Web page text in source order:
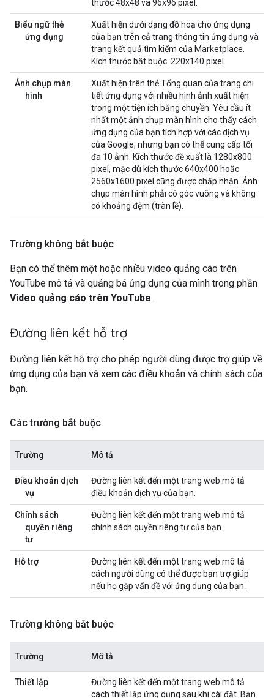
thước 48x48 và 96x96 pixel.
Biểu ngữ thẻ
ứng dụng
Xuất hiện dưới dạng đồ hoạ cho ứng dụng
của bạn trên cả trang thông tin ứng dụng và
trang kết quả tìm kiếm của Marketplace.
Kích thước bắt buộc: 220x140 pixel.
Ảnh chụp màn
hình
Xuất hiện trên thẻ Tổng quan của trang chi
tiết ứng dụng với nhiều hình ảnh xuất hiện
trong một tiện ích băng chuyền. Yêu cầu ít
nhất một ảnh chụp màn hình cho thấy cách
ứng dụng của bạn tích hợp với các dịch vụ
của Google, nhưng bạn có thể cung cấp tối
đa 10 ảnh. Kích thước đề xuất là 1280x800
pixel, mặc dù kích thước 640x400 hoặc
2560x1600 pixel cũng được chấp nhận. Ảnh
chụp màn hình phải có góc vuông và không
có khoảng đệm (tràn lề).
Trường không bắt buộc
Bạn có thể thêm một hoặc nhiều video quảng cáo trên
YouTube mô tả và quảng bá ứng dụng của mình trong phần
Video quảng cáo trên YouTube.
Đường liên kết hỗ trợ
Đường liên kết hỗ trợ cho phép người dùng được trợ giúp về
ứng dụng của bạn và xem các điều khoản và chính sách của
bạn.
Các trường bắt buộc
Trường Mô tả
Điều khoản dịch
vụ
Đường liên kết đến một trang web mô tả
điều khoản dịch vụ của bạn.
Chính sách
quyền riêng
tư
Đường liên kết đến một trang web mô tả
chính sách quyền riêng tư của bạn.
Hỗ trợ
Đường liên kết đến một trang web mô tả
cách người dùng có thể được bạn trợ giúp
nếu họ gặp vấn đề với ứng dụng của bạn.
Trường không bắt buộc
Trường Mô tả
Thiết lập
Đường liên kết đến một trang web mô tả
cách thiết lập ứng dụng sau khi cài đặt. Bạn